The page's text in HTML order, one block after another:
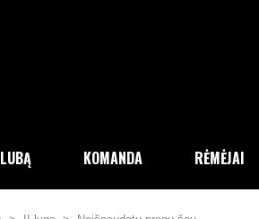
KOMANDA RĖMĖJAI